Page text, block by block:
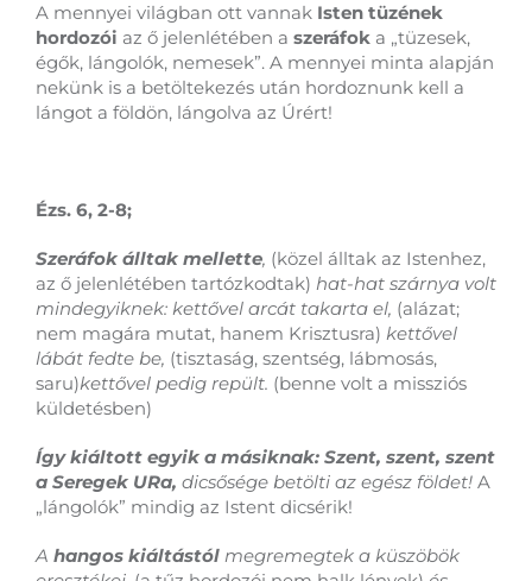
A mennyei világban ott vannak Isten tüzének
hordozói az ő jelenlétében a szeráfok a „tüzesek,
égők, lángolók, nemesek”. A mennyei minta alapján
nekünk is a betöltekezés után hordoznunk kell a
lángot a földön, lángolva az Úrért!
Ézs. 6, 2-8;
Szeráfok álltak mellette, (közel álltak az Istenhez,
az ő jelenlétében tartózkodtak) hat-hat szárnya volt
mindegyiknek: kettővel arcát takarta el, (alázat;
nem magára mutat, hanem Krisztusra) kettővel
lábát fedte be, (tisztaság, szentség, lábmosás,
saru)kettővel pedig repült. (benne volt a missziós
küldetésben)
Így kiáltott egyik a másiknak: Szent, szent, szent
a Seregek URa, dicsősége betölti az egész földet! A
„lángolók” mindig az Istent dicsérik!
A hangos kiáltástól megremegtek a küszöbök